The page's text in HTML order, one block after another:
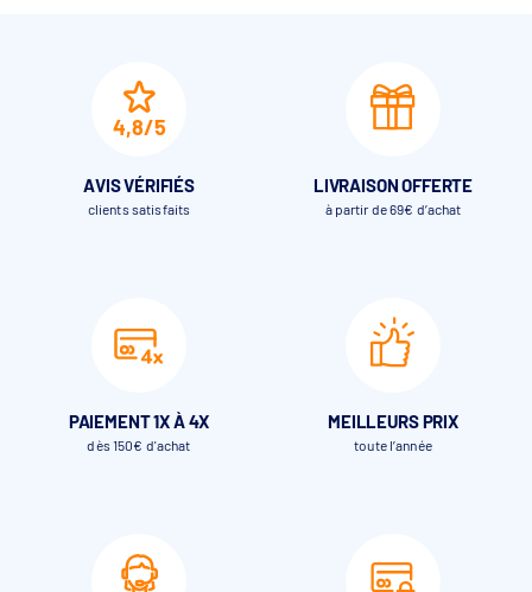
4,8/5
AVIS VÉRIFIÉS
clients satisfaits
LIVRAISON OFFERTE
à partir de 69€ d’achat
PAIEMENT 1X À 4X
dès 150€ d'achat
MEILLEURS PRIX
toute l’année